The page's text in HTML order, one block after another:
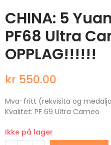
CHINA: 5
PF68 Ultra
OPPLAG!!!!!!
kr 550.00
Mva-fritt (rekvisita og
Kvalitet: PF 69 Ultra Cameo
Ikke på lager